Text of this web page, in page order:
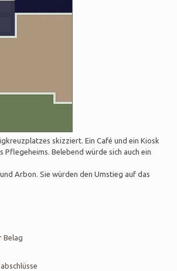
skizziert. Ein Café und ein Kiosk
Belebend würde sich auch ein
Arbon. Sie würden den Umstieg auf das
Belag